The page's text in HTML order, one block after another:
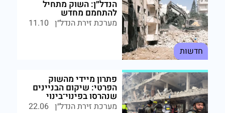
חדשות
הנדל״ן: השוק מתחיל
להתחמם מחדש
מערכת זירת הנדל״ן 11.10
פתרון מיידי מהשוק
הפרטי: שיקום הבניינים
שנהרסו בפינוי־בינוי
מערכת זירת הנדל״ן 22.06